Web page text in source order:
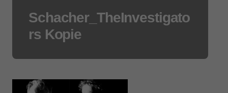
Schacher_TheInvestigato
rs Kopie